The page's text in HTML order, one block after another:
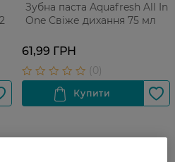
Зубна паста Aquafresh All In
One Свіже дихання 75 мл
61,99 ГРН